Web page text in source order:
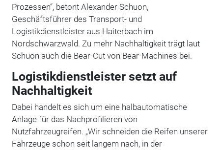
Prozessen“, betont Alexander Schuon,
Geschäftsführer des Transport- und
Logistikdienstleister aus Haiterbach im
Nordschwarzwald. Zu mehr Nachhaltigkeit trägt laut
Schuon auch die Bear-Cut von Bear-Machines bei.
Logistikdienstleister setzt auf
Nachhaltigkeit
Dabei handelt es sich um eine halbautomatische
Anlage für das Nachprofilieren von
Nutzfahrzeugreifen. „Wir schneiden die Reifen unserer
Fahrzeuge schon seit langem nach, in der